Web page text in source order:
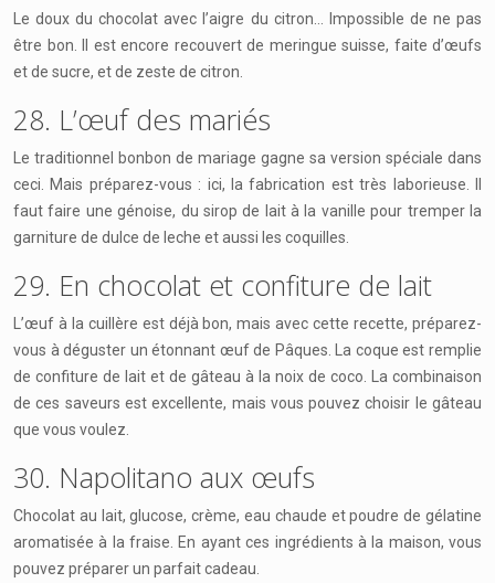
Le doux du chocolat avec l’aigre du citron… Impossible de ne pas
être bon. Il est encore recouvert de meringue suisse, faite d’œufs
et de sucre, et de zeste de citron.
28. L’œuf des mariés
Le traditionnel bonbon de mariage gagne sa version spéciale dans
ceci. Mais préparez-vous : ici, la fabrication est très laborieuse. Il
faut faire une génoise, du sirop de lait à la vanille pour tremper la
garniture de dulce de leche et aussi les coquilles.
29. En chocolat et confiture de lait
L’œuf à la cuillère est déjà bon, mais avec cette recette, préparez-
vous à déguster un étonnant œuf de Pâques. La coque est remplie
de confiture de lait et de gâteau à la noix de coco. La combinaison
de ces saveurs est excellente, mais vous pouvez choisir le gâteau
que vous voulez.
30. Napolitano aux œufs
Chocolat au lait, glucose, crème, eau chaude et poudre de gélatine
aromatisée à la fraise. En ayant ces ingrédients à la maison, vous
pouvez préparer un parfait cadeau.